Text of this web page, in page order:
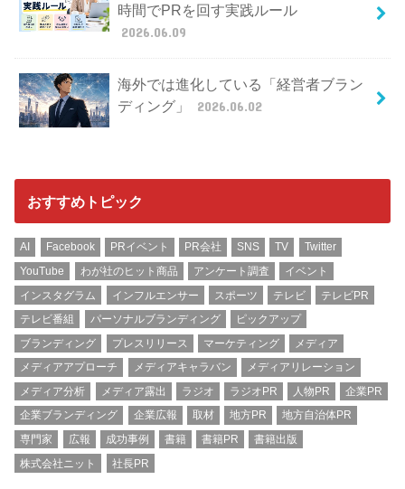
時間でPRを回す実践ルール
2026.06.09
海外では進化している「経営者ブラン
ディング」
2026.06.02
おすすめトピック
AI Facebook PRイベント PR会社 SNS TV
Twitter
YouTube
わが社のヒット商品 アンケート調査
イベント
インスタグラム
インフルエンサー スポーツ テレビ
テレビPR
テレビ番組
パーソナルブランディング
ピックアップ
ブランディング
プレスリリース マーケティング
メディア
メディアアプローチ
メディアキャラバン
メディアリレーション
メディア分析
メディア露出 ラジオ ラジオPR 人物PR
企業PR
企業ブランディング
企業広報 取材 地方PR
地方自治体PR
専門家
広報 成功事例 書籍 書籍PR
書籍出版
株式会社ニット
社長PR